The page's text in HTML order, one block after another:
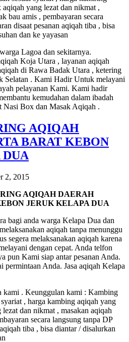
yang lezat dan nikmat ,
bau amis , pembayaran secara
disaat pesanan aqiqah tiba , bisa
dan ke yayasan
Lagoa dan sekitarnya.
Koja Utara , layanan aqiqah
di Rawa Badak Utara , ketering
Selatan . Kami Hadir Untuk melayani
pelayanan Kami. Kami hadir
kemudahan dalam ibadah
Nasi Box dan Masak Aqiqah .
AQIQAH
BARAT KEBON
DUA
2, 2015
AQIQAH DAERAH
JERUK KELAPA DUA
bagi anda warga Kelapa Dua dan
aqiqah tanpa menunggu
segera melaksanakan aqiqah karena
dengan cepat. Anda telfon
pun Kami siap antar pesanan Anda.
Anda. Jasa aqiqah Kelapa
kami . Keunggulan kami : Kambing
, harga kambing aqiqah yang
dan nikmat , masakan aqiqah
secara langsung tanpa DP
tiba , bisa diantar / disalurkan